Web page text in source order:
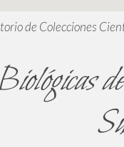
de Colecciones